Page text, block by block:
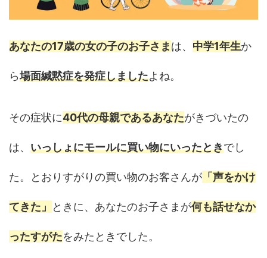
あなたの17歳の女の子のお子さまは、 中学1年生か
ら場面緘黙症を発症しましたよね。
その症状に40代の母親であるあなたがきづいたの
は、 いっしょにモールに買い物にいったときでし
た。とおりすがりの買い物のお客さんが 「声をかけ
てきた」 ときに、あなたのお子さまが何も話せなか
ったすがたをみたときでした。